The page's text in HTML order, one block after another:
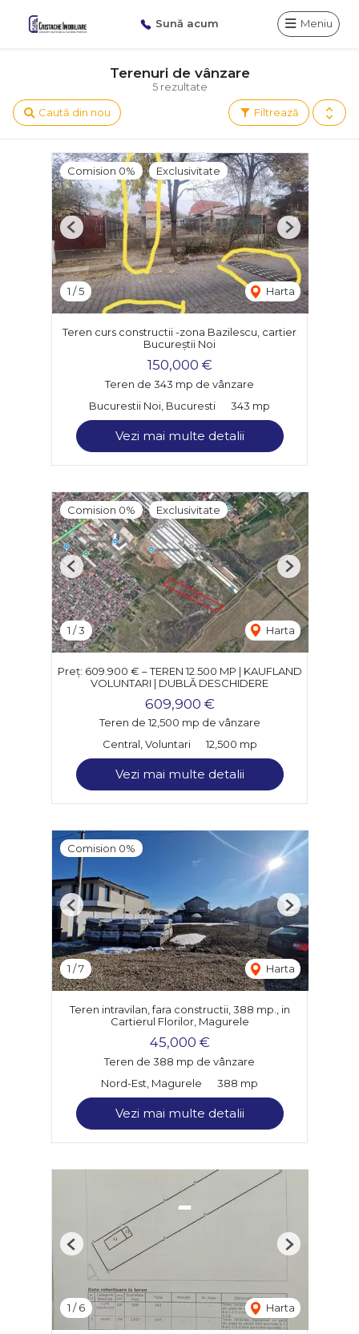
Sună acum Meniu
5 rezultate
Terenuri de vânzare
Filtrează
Caută din nou
Comision 0% Exclusivitate
1 /5 Harta
Previous Next
Teren curs constructii -zona Bazilescu, cartier
Bucureștii Noi
150,000 €
Teren de 343 mp de vânzare
Bucurestii Noi, Bucuresti
343 mp
Vezi mai multe detalii
Comision 0% Exclusivitate
1 /3 Harta
Previous Next
Preț: 609.900 € – TEREN 12.500 MP | KAUFLAND
VOLUNTARI | DUBLĂ DESCHIDERE
609,900 €
Teren de 12,500 mp de vânzare
Central, Voluntari
12,500 mp
Vezi mai multe detalii
Comision 0%
1 /7 Harta
Previous Next
Teren intravilan, fara constructii, 388 mp., in
Cartierul Florilor, Magurele
45,000 €
Teren de 388 mp de vânzare
Nord-Est, Magurele
388 mp
Vezi mai multe detalii
1 /6 Harta
Previous Next